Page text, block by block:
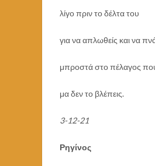
λίγο πριν το δέλτα του
για να απλωθείς και να
μπροστά στο πέλαγος που
μα δεν το βλέπεις.
3-12-21
Ρηγίνος